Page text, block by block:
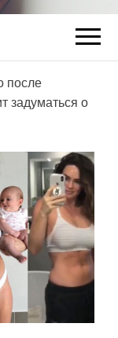
после
задуматься о